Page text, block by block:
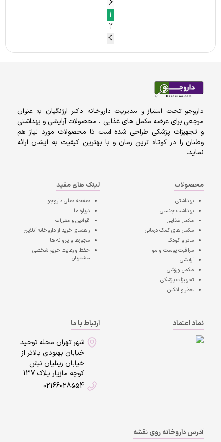
1
2
داروجو تحت امتیاز و مدیریت داروخانه دکتر ارژنگیان به عنوان
مرجعی برای عرضه مکمل های غذایی ، محصولات آرایشی و بهداشتی
و تجهیزات پزشکی طراحی شده است تا محصولات مورد نیاز هم
وطنان را در کوتاه ترین زمان و با بهترین کیفیت به ایشان ارائه
نماید.
محصولات
بهداشتی
بهداشت جنسی
مکمل غذایی
مکمل های کمک درمانی
مادر و کودک
مراقبت پوست و مو
آرایشی
مکمل ورزشی
تجهیزات پزشکی
عطر و ادکلن
لینک های مفید
صفحه اصلیداروجو
درباره ما
قوانین و مقررات
راهنمای خرید از داروخانه آنلاین
مجوزها و پروانه ها
حفظ و رعایت حریم شخصی
مشتریان
نماد اعتماد
ارتباط با ما
شهر تهران محله توحید
خیابان بهبودی بالاتر از
خیابان زینلیان نبش
کوچه مازیار پلاک 137
02166028554
آدرس داروخانه روی نقشه